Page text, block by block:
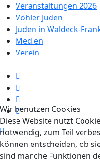
Veranstaltungen 2026
Vöhler Juden
Juden in Waldeck-
Medien
Verein
Wir benutzen Cookies
Diese Website nutzt
notwendig, zum Teil
können entscheiden, ob
sind manche Funktionen